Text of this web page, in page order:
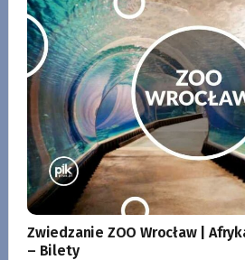
Zwiedzanie ZOO Wrocław |
– Bilety